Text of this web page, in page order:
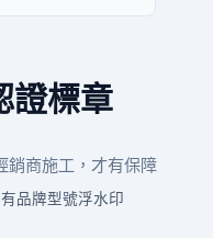
證標章
銷商施工，才有保障
品牌型號浮水印